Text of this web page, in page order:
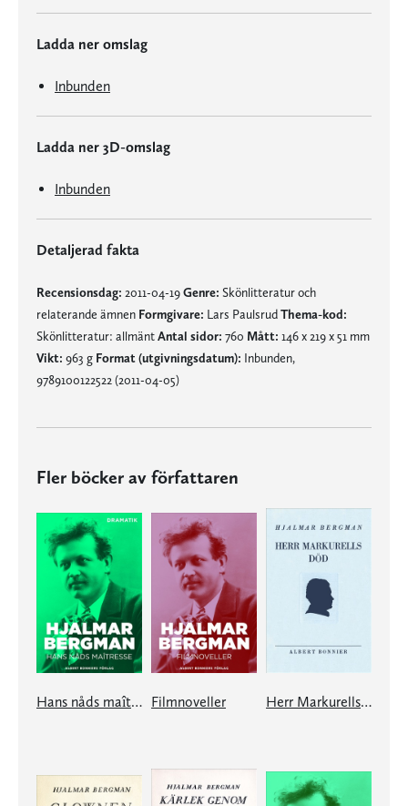
Ladda ner omslag
Inbunden
Ladda ner 3D-omslag
Inbunden
Detaljerad fakta
Recensionsdag: 2011-04-19Genre: Skönlitteratur och
relaterande ämnen Formgivare: Lars PaulsrudThema-kod:
Skönlitteratur: allmäntAntal sidor: 760 Mått: 146 x 219 x 51 mm
Vikt: 963 g Format (utgivningsdatum): Inbunden,
9789100122522 (2011-04-05)
Fler böcker av författaren
Hans nåds maîtresse Filmnoveller Herr Markurells död och andra noveller